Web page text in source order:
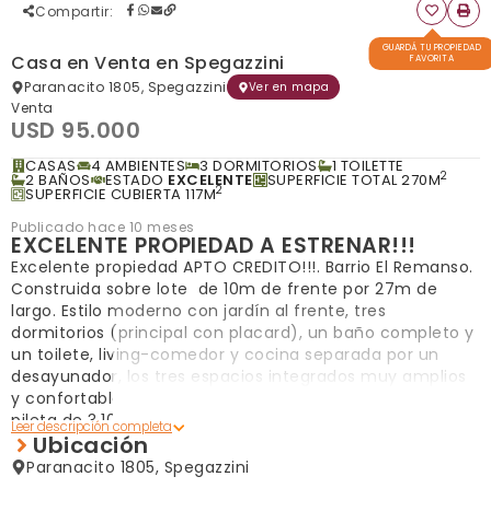
Compartir:
GUARDÁ TU PROPIEDAD
FAVORITA
Casa en Venta en Spegazzini
Paranacito 1805, Spegazzini Ver en mapa
Venta
USD 95.000
CASAS 4 AMBIENTES 3 DORMITORIOS 1 TOILETTE
2 BAÑOS ESTADO EXCELENTE SUPERFICIE TOTAL 270M2
SUPERFICIE CUBIERTA 117M2
Publicado hace 10 meses
EXCELENTE PROPIEDAD A ESTRENAR!!!
Excelente propiedad APTO CREDITO!!!. Barrio El Remanso.
Construida sobre lote de 10m de frente por 27m de
largo. Estilo moderno con jardín al frente, tres
dormitorios (principal con placard), un baño completo y
un toilete, living-comedor y cocina separada por un
desayunador, los tres espacios integrados muy amplios
y confortables, garage, jardín atrás con galería, parrilla,
pileta de 3.10x7.00x1.50m de fibra con equipo completo
de filtrado, cuarto de enseres y lavadero. Todas las
ventanas de aluminio DVH.
Ubicación
Paranacito 1805, Spegazzini